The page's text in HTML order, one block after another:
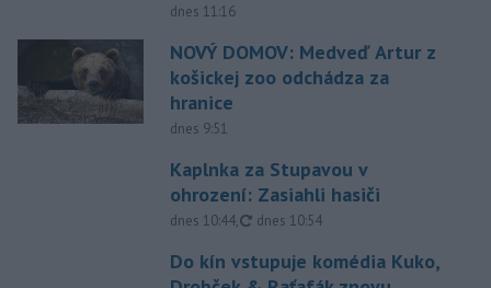
dnes 11:16
NOVÝ DOMOV: Medveď Artur z
košickej zoo odchádza za
hranice
dnes 9:51
Kaplnka za Stupavou v
ohrození: Zasiahli hasiči
dnes 10:44, aktualizované
dnes 10:54
Do kín vstupuje komédia Kuko,